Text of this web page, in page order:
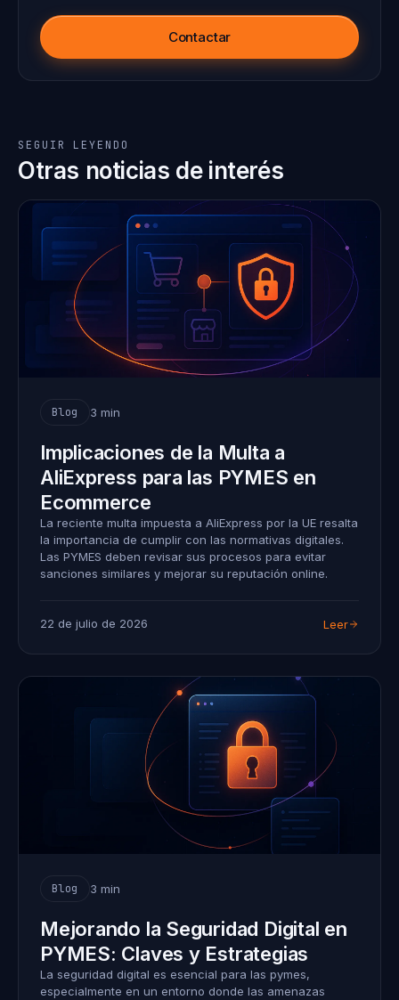
Contactar
SEGUIR LEYENDO
Otras noticias de interés
Blog 3 min
Implicaciones de la Multa a
AliExpress para las PYMES en
Ecommerce
La reciente multa impuesta a AliExpress por la UE resalta
la importancia de cumplir con las normativas digitales.
Las PYMES deben revisar sus procesos para evitar
sanciones similares y mejorar su reputación online.
22 de julio de 2026 Leer
Blog 3 min
Mejorando la Seguridad Digital en
PYMES: Claves y Estrategias
La seguridad digital es esencial para las pymes,
especialmente en un entorno donde las amenazas